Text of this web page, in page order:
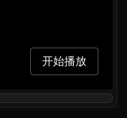
开始播放